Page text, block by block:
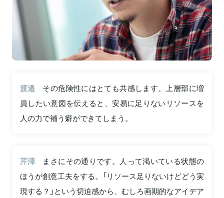
渡邉
その危険性にはとても共感します。上層部に増
員したい意図を伝えると、安易に足りないリソースを
人の力で補う癖ができてしまう。
芹澤
まさにその通りです。人って渇いている状態の
ほうが創意工夫をする。「リソース足りないけどどう実
現する？」という切迫感から、むしろ画期的なアイデア